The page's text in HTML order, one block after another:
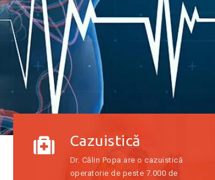
Cazuistică
Dr. Călin Popa are o cazuistică
operatorie de peste 7.000 de